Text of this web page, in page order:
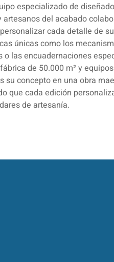
especializado de
artesanos del acabado
cada detalle de
únicas como los
o las encuadernaciones
de 50.000 m² y
su concepto en una obra
que cada edición
de artesanía.